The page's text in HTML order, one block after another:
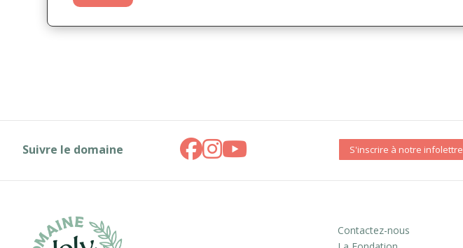
Suivre le domaine S'inscrire à notre infolettre
Contactez-nous